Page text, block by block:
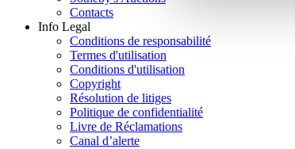
Contacts
Info Legal
Conditions de responsabilité
Termes d'utilisation
Conditions d'utilisation
Copyright
Résolution de litiges
Politique de confidentialité
Livre de Réclamations
Canal d’alerte